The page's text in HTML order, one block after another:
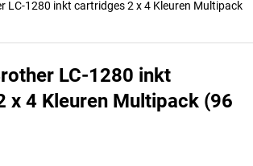
LC-1280 inkt cartridges 2 x 4 Kleuren Multipack
LC-1280 inkt
x 4 Kleuren Multipack (96